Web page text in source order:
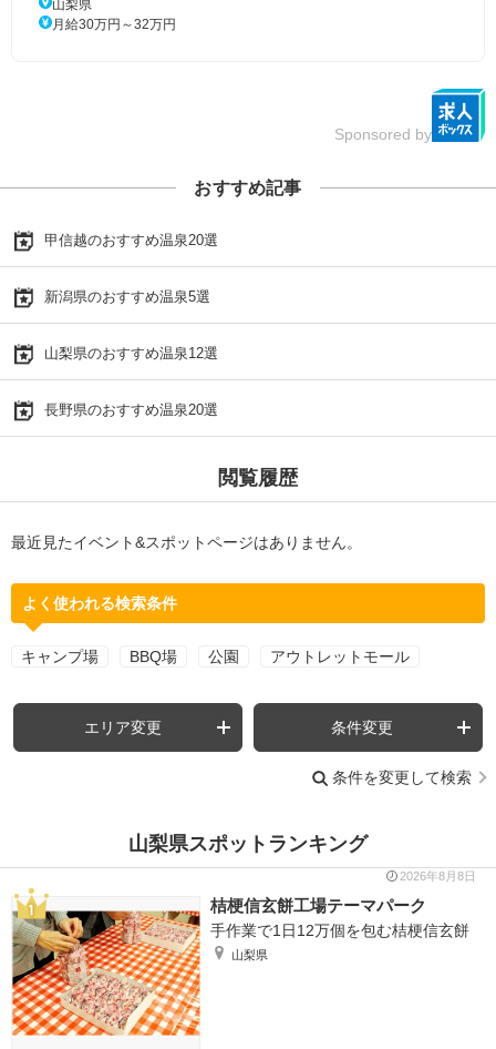
山梨県
月給30万円～32万円
Sponsored by
おすすめ記事
甲信越のおすすめ温泉20選
新潟県のおすすめ温泉5選
山梨県のおすすめ温泉12選
長野県のおすすめ温泉20選
閲覧履歴
最近見たイベント&スポットページはありません。
よく使われる検索条件
キャンプ場 BBQ場 公園 アウトレットモール
エリア変更 条件変更
条件を変更して検索
山梨県スポットランキング
2026年8月8日
桔梗信玄餅工場テーマパーク
手作業で1日12万個を包む桔梗信玄餅
山梨県